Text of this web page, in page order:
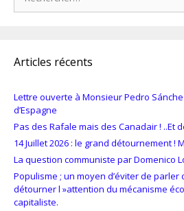
Articles récents
Lettre ouverte à Monsieur Pedro
d’Espagne
Pas des Rafale mais des Canadair ! ..Et
14 Juillet 2026 : le grand détournement !
La question communiste par Domenico
Populisme ; un moyen d’éviter de parler
détourner l »attention du mécanisme
capitaliste.